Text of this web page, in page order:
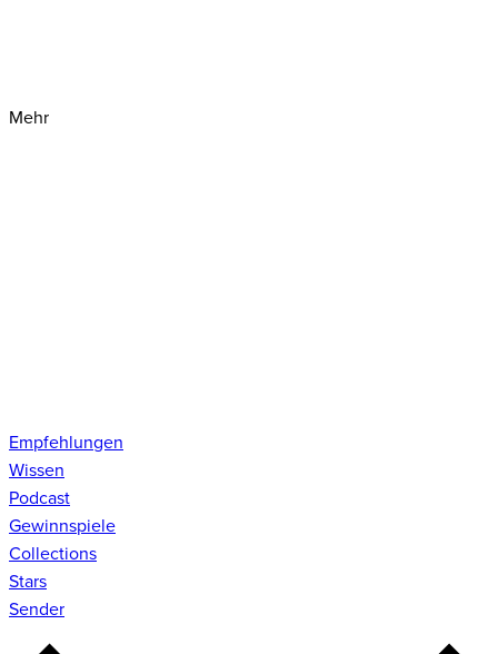
Mehr
Empfehlungen
Wissen
Podcast
Gewinnspiele
Collections
Stars
Sender